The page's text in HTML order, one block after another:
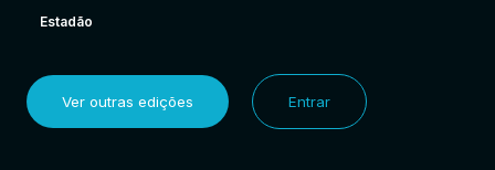
Estadão
Ver outras edições Entrar